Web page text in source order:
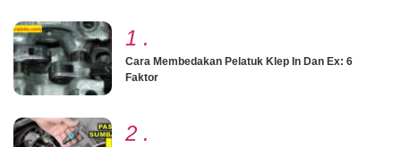
1 .
Cara Membedakan Pelatuk Klep In Dan Ex: 6
Faktor
2 .